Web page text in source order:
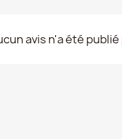
avis n'a été